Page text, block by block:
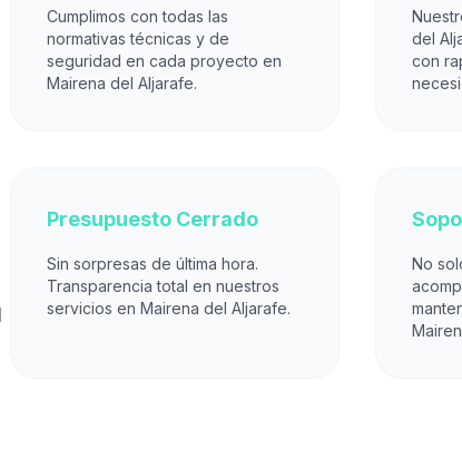
Cumplimos con todas las
normativas técnicas y de
seguridad en cada proyecto en
Mairena del Aljarafe.
del
con
Presupuesto Cerrado
Sin sorpresas de última hora.
Transparencia total en nuestros
servicios en Mairena del Aljarafe.
No